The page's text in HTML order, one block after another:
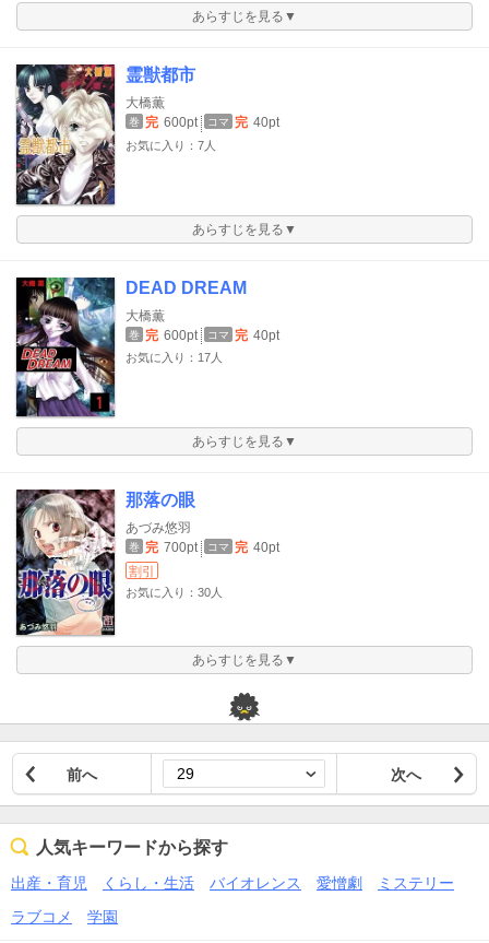
あらすじを見る▼
霊獣都市
大橋薫
巻 完 600pt コマ 完 40pt
お気に入り：7人
あらすじを見る▼
DEAD DREAM
大橋薫
巻 完 600pt コマ 完 40pt
お気に入り：17人
あらすじを見る▼
那落の眼
あづみ悠羽
巻 完 700pt コマ 完 40pt
割引
お気に入り：30人
あらすじを見る▼
前へ 次へ
人気キーワードから探す
出産・育児 くらし・生活 バイオレンス 愛憎劇
ミステリー
ラブコメ
学園